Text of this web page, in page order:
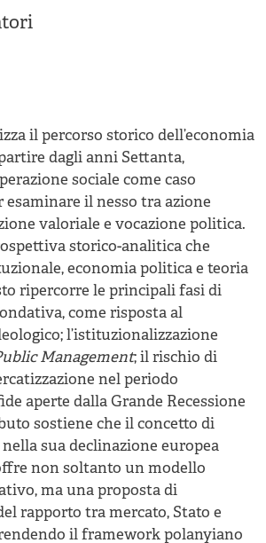
il percorso storico dell’economia
dagli anni Settanta,
sociale come caso
il nesso tra azione
valoriale e vocazione politica.
storico-analitica che
economia politica e teoria
ripercorre le principali fasi di
come risposta al
l’istituzionalizzazione
Management; il rischio di
nel periodo
aperte dalla Grande Recessione
sostiene che il concetto di
sua declinazione europea
non soltanto un modello
ma una proposta di
rapporto tra mercato, Stato e
il framework polanyiano